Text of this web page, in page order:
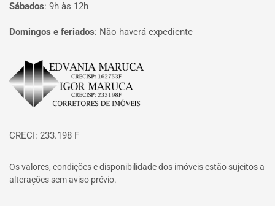
Sábados: 9h às 12h
Domingos e feriados: Não haverá expediente
Página inicial
CRECI: 233.198 F
Os valores, condições e disponibilidade dos imóveis estão sujeitos a
alterações sem aviso prévio.